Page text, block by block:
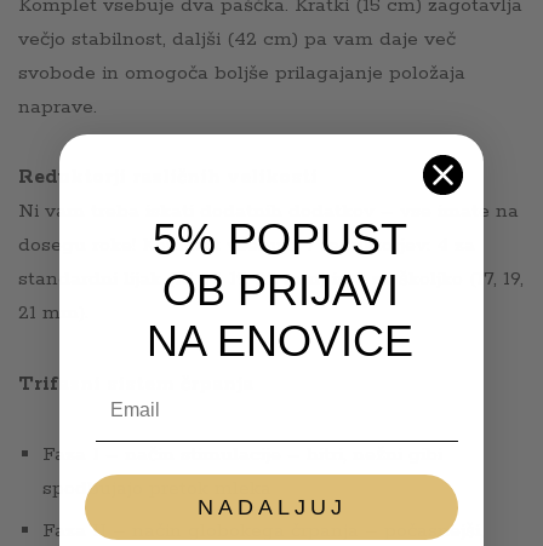
večjo stabilnost, daljši (42 cm) pa vam daje več
svobode in omogoča boljše prilagajanje položaja
naprave.
Reduktorji različnih velikosti
Ni vam treba iskati dodatnih dodatkov – vse imate na
dosegu roke! Komplet vsebuje 7 reduktorjev: 4 za
standardni lijak (15, 17, 19, 22 mm) in 3 za školjko (17, 19,
21 mm).
Trifazni sistem črpanja
Faza I – način stimulacije – hitri, nežni gibi
spodbujajo pretok mleka
Faza II – način globokega črpanja – počasnejši,
5% POPUST
OB PRIJAVI
NA ENOVICE
NADALJUJ